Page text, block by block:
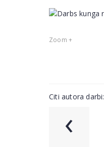
Zoom +
Citi autora darbi:
‹